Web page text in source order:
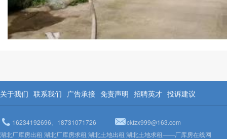
关于我们 联系我们 广告承接 免责声明 招聘英才 投诉建议
16234192696、18731071726
ckfzx999@163.com
湖北厂库房出租 湖北厂库房求租 湖北土地出租 湖北土地求租——厂库房在线网